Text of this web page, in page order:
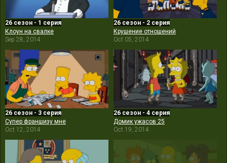
26 сезон - 1 серия
Клоун на свалке
Sep 28, 2014
26 сезон - 2 серия
Крушение отношений
Oct 05, 2014
26 сезон - 3 серия
Супер франшизу мне
Oct 12, 2014
26 сезон - 4 серия
Домик ужасов 25
Oct 19, 2014